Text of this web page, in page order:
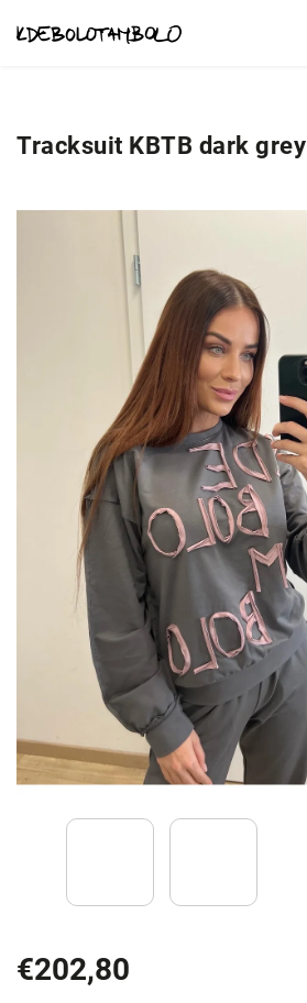
Tracksuit KBTB dark grey
€202,80